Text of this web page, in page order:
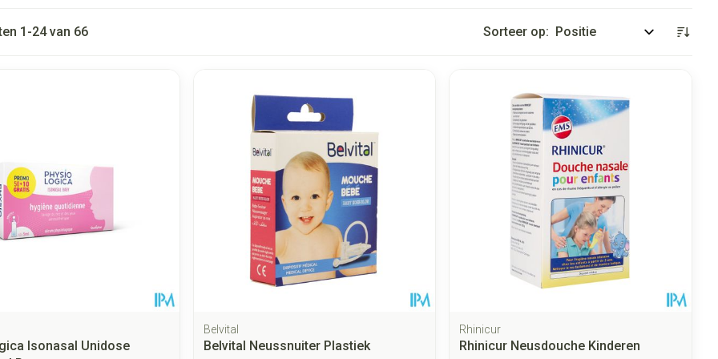
prijswaarden aan te passen.
1 -24van 66 Sorteer op:
Isonasal Unidose
Belvital
Belvital Neussnuiter Plastiek
Rhinicur
Rhinicur Neusdouche Kinderen